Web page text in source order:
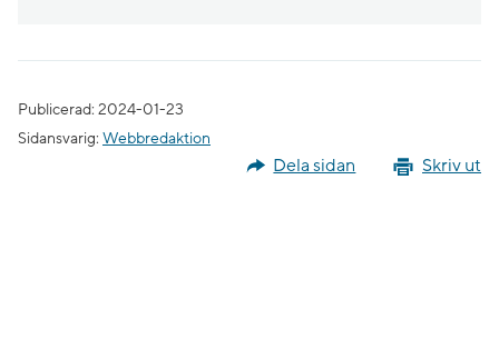
Publicerad: 2024-01-23
Sidansvarig: Webbredaktion
Skriv ut
Dela sidan